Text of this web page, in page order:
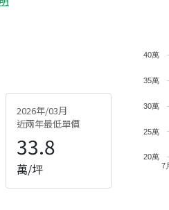
2026年/03月
近兩年最低單價
33.8
萬/坪 7
20萬
25萬
30萬
35萬
40萬